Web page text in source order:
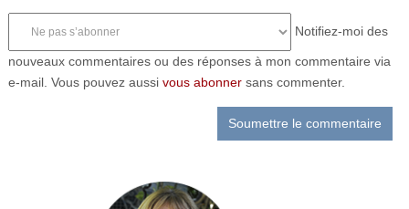
Notifiez-moi des
nouveaux commentaires ou des réponses à mon commentaire via
e-mail. Vous pouvez aussi vous abonnersans commenter.